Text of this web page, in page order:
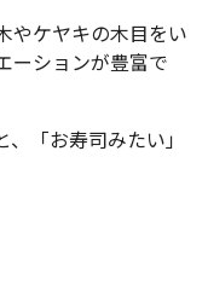
やケヤキの木目をい
ーションが豊富で
「お寿司みたい」